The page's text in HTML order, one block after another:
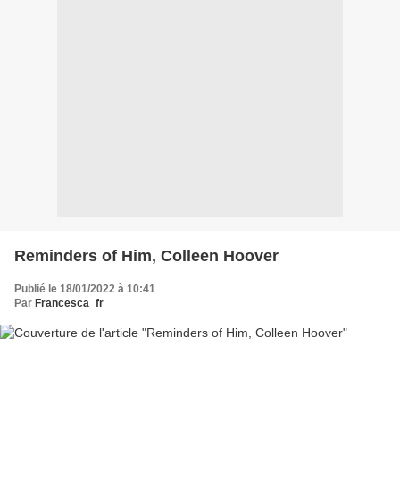
Reminders of Him, Colleen Hoover
Publié le 18/01/2022 à 10:41
Par Francesca_fr